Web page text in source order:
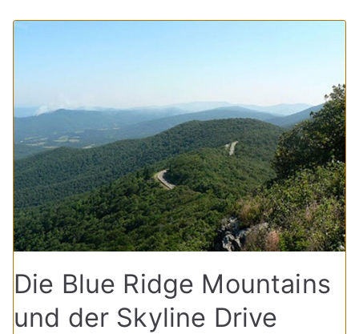
Die Blue Ridge Mountains
und der Skyline Drive